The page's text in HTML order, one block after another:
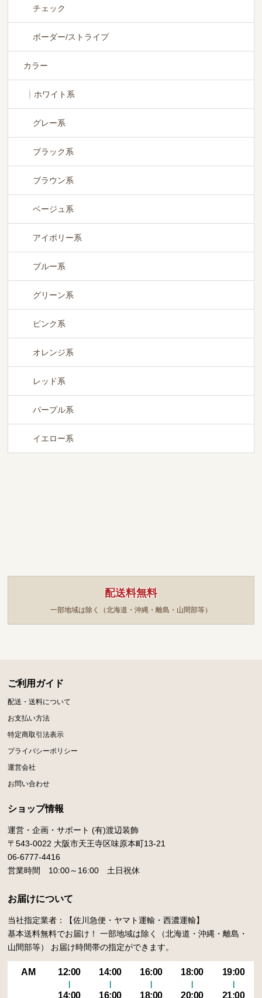
チェック
ボーダー/ストライプ
カラー
ホワイト系
グレー系
ブラック系
ブラウン系
ベージュ系
アイボリー系
ブルー系
グリーン系
ピンク系
オレンジ系
レッド系
パープル系
イエロー系
配送料無料
一部地域は除く（北海道・沖縄・離島・山間部等）
ご利用ガイド
配送・送料について
お支払い方法
特定商取引法表示
プライバシーポリシー
運営会社
お問い合わせ
ショップ情報
運営・企画・サポート (有)渡辺装飾
〒543-0022 大阪市天王寺区味原本町13-21
06-6777-4416
営業時間 10:00～16:00 土日祝休
お届けについて
当社指定業者：【佐川急便・ヤマト運輸・西濃運輸】
基本送料無料でお届け！ 一部地域は除く（北海道・沖縄・離島・
山間部等） お届け時間帯の指定ができます。
AM 12:00
14:00
14:00
16:00
16:00
18:00
18:00
20:00
19:00
21:00